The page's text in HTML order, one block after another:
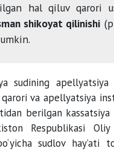
hal qiluv qarori
shikoyat qilinishi
sudining
va apellyatsiya
berilgan
Respublikasi Oliy
sudlov hay’ati